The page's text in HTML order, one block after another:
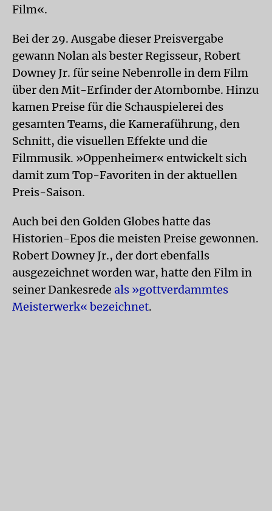
Film«.
Bei der 29. Ausgabe dieser Preisvergabe
gewann Nolan als bester Regisseur, Robert
Downey Jr. für seine Nebenrolle in dem Film
über den Mit-Erfinder der Atombombe. Hinzu
kamen Preise für die Schauspielerei des
gesamten Teams, die Kameraführung, den
Schnitt, die visuellen Effekte und die
Filmmusik. »Oppenheimer« entwickelt sich
damit zum Top-Favoriten in der aktuellen
Preis-Saison.
Auch bei den Golden Globes hatte das
Historien-Epos die meisten Preise gewonnen.
Robert Downey Jr., der dort ebenfalls
ausgezeichnet worden war, hatte den Film in
seiner Dankesrede als »gottverdammtes
Meisterwerk« bezeichnet.